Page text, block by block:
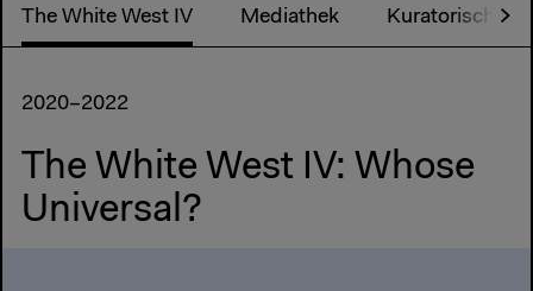
The White West IV Mediathek Kuratorisches
2020–2022
The White West IV: Whose
Universal?